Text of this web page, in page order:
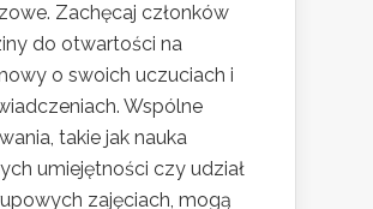
Zachęcaj członków
do otwartości na
o swoich uczuciach i
Wspólne
takie jak nauka
umiejętności czy udział
zajęciach, mogą